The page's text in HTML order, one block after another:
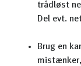
trådløst
Del evt.
Brug en